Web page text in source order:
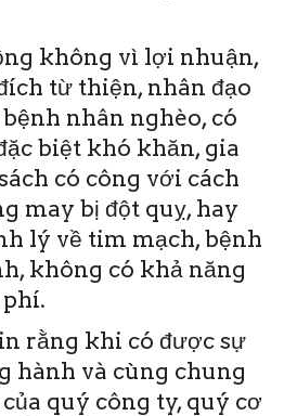
không vì lợi nhuận,
từ thiện, nhân đạo
nhân nghèo, có
biệt khó khăn, gia
có công với cách
may bị đột quỵ, hay
lý về tim mạch, bệnh
không có khả năng
rằng khi có được sự
hành và cùng chung
quý công ty, quý cơ